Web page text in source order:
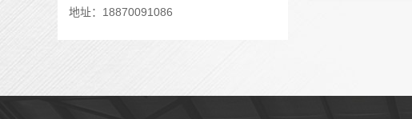
地址：18870091086